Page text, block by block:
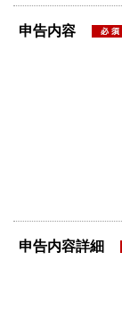
申告内容
申告内容詳細